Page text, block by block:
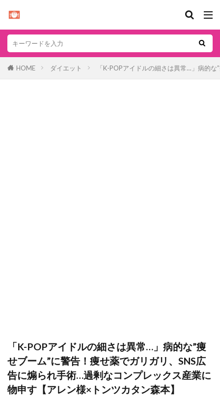
HOME ダイエット 「K-POPアイドルの細さは異常…」病的
「K-POPアイドルの細さは異常…」病的な”痩
せブーム”に警告！痩せ薬でガリガリ、SNS広
告に煽られ手術…過剰なコンプレックス産業に
物申す【アレン様×トンツカタン森本】